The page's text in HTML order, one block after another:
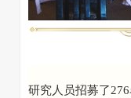
研究人员招募了